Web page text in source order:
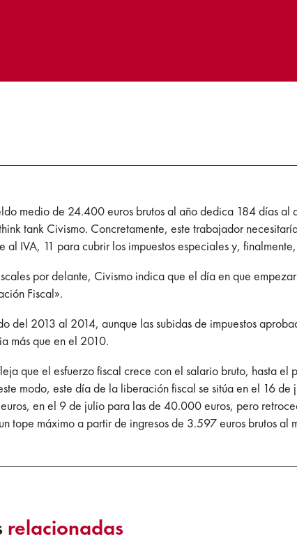
medio de 24.400 euros brutos al año dedica 184 días
tank Civismo. Concretamente, este trabajador
al IVA, 11 para cubrir los impuestos especiales y,
por delante, Civismo indica que el día en que
Fiscal».
del 2013 al 2014, aunque las subidas de impuestos
más que en el 2010.
que el esfuerzo fiscal crece con el salario bruto, hasta
modo, este día de la liberación fiscal se sitúa en el 16
en el 9 de julio para las de 40.000 euros, pero
tope máximo a partir de ingresos de 3.597 euros brutos al
relacionadas